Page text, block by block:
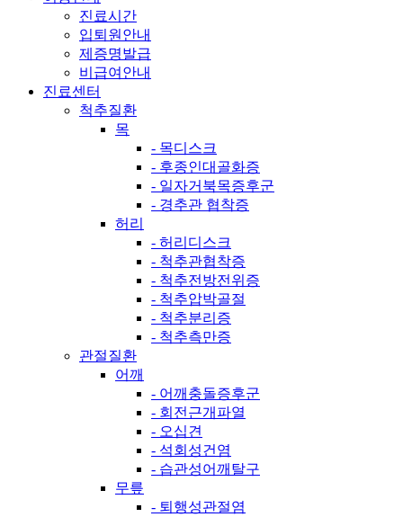
진료시간
입퇴원안내
제증명발급
비급여안내
진료센터
척추질환
목
- 목디스크
- 후종인대골화증
- 일자거북목증후군
- 경추관 협착증
허리
- 허리디스크
- 척추관협착증
- 척추전방전위증
- 척추압박골절
- 척추분리증
- 척추측만증
관절질환
어깨
- 어깨충돌증후군
- 회전근개파열
- 오십견
- 석회성건염
- 습관성어깨탈구
무릎
- 퇴행성관절염